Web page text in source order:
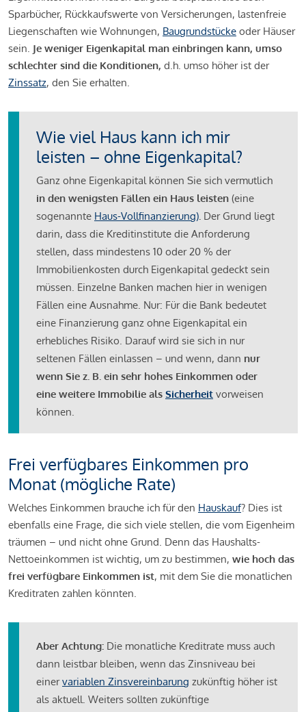
Sparbücher, Rückkaufswerte von Versicherungen, lastenfreie
Liegenschaften wie Wohnungen, Baugrundstücke oder Häuser
sein. Je weniger Eigenkapital man einbringen kann, umso
schlechter sind die Konditionen, d.h. umso höher ist der
Zinssatz, den Sie erhalten.
Wie viel Haus kann ich mir
leisten – ohne Eigenkapital?
Ganz ohne Eigenkapital können Sie sich vermutlich
in den wenigsten Fällen ein Haus leisten (eine
sogenannte Haus-Vollfinanzierung). Der Grund liegt
darin, dass die Kreditinstitute die Anforderung
stellen, dass mindestens 10 oder 20 % der
Immobilienkosten durch Eigenkapital gedeckt sein
müssen. Einzelne Banken machen hier in wenigen
Fällen eine Ausnahme. Nur: Für die Bank bedeutet
eine Finanzierung ganz ohne Eigenkapital ein
erhebliches Risiko. Darauf wird sie sich in nur
seltenen Fällen einlassen – und wenn, dann nur
wenn Sie z. B. ein sehr hohes Einkommen oder
eine weitere Immobilie als Sicherheit vorweisen
können.
Frei verfügbares Einkommen pro
Monat (mögliche Rate)
Welches Einkommen brauche ich für den Hauskauf? Dies ist
ebenfalls eine Frage, die sich viele stellen, die vom Eigenheim
träumen – und nicht ohne Grund. Denn das Haushalts-
Nettoeinkommen ist wichtig, um zu bestimmen, wie hoch das
frei verfügbare Einkommen ist, mit dem Sie die monatlichen
Kreditraten zahlen könnten.
Aber Achtung: Die monatliche Kreditrate muss auch
dann leistbar bleiben, wenn das Zinsniveau bei
einervariablen Zinsvereinbarung zukünftig höher ist
als aktuell. Weiters sollten zukünftige